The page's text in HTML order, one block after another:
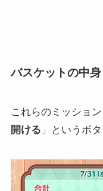
バスケットの中身
これらのミッショ
開ける 」というボ